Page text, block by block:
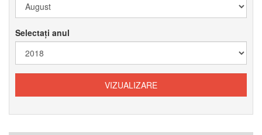
Selectați anul